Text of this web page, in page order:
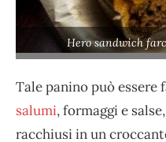
Hero sandwich
Tale panino può
salumi, formaggi e
racchiusi in un